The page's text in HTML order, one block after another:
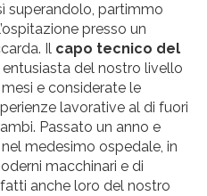
superandolo, partimmo
presso un
Il capo tecnico del
del nostro livello
e considerate le
lavorative al di fuori
Passato un anno e
medesimo ospedale, in
macchinari e di
anche loro del nostro